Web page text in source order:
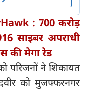
: 700 करोड़
साइबर अपराधी
की मेगा रेड
परिजनों ने शिकायत
को मुजफ्फरनगर